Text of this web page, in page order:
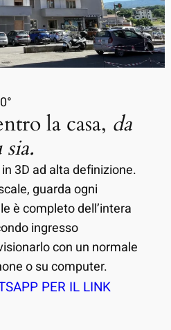
la casa, da
3D ad alta definizione.
guarda ogni
è completo dell’intera
ingresso
con un normale
o su computer.
PER IL LINK